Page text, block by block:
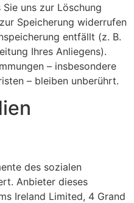
uns zur Löschung
Speicherung widerrufen
entfällt (z. B.
Ihres Anliegens).
– insbesondere
– bleiben unberührt.
des sozialen
Anbieter dieses
Ireland Limited, 4 Grand